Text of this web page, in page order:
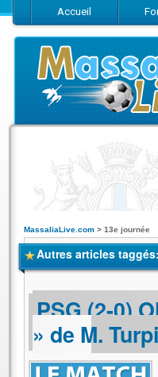
Accueil
MassaliaLive.com > 13e journée
Autres articles taggés:
PSG (2-0)
» de M.